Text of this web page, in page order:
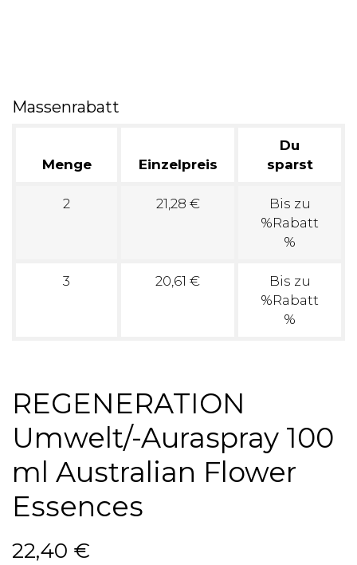
Massenrabatt
Menge Einzelpreis
Du
sparst
2 21,28 €
Bis zu
%Rabatt
%
3 20,61 €
Bis zu
%Rabatt
%
REGENERATION
Umwelt/-Auraspray 100
ml Australian Flower
Essences
22,40 €